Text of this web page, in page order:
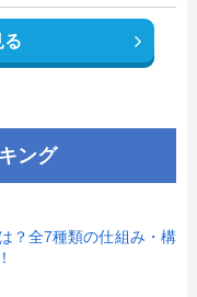
る
ング
？全7種類の仕組み・構